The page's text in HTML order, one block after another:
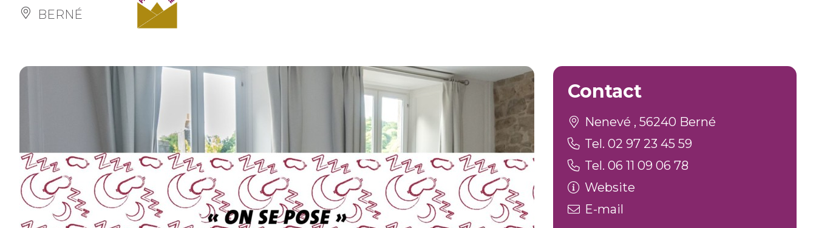
BERNÉ
Contact
Nenevé , 56240 Berné
Tel. 02 97 23 45 59
Tel. 06 11 09 06 78
Website
E-mail